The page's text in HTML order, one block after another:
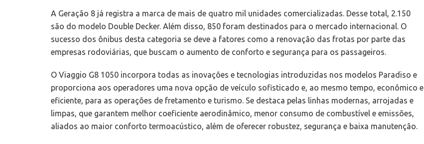
A Geração 8 já registra a marca de mais de quatro mil unidades comercializadas. Desse total, 2.150
são do modelo Double Decker. Além disso, 850 foram destinados para o mercado internacional. O
sucesso dos ônibus desta categoria se deve a fatores como a renovação das frotas por parte das
empresas rodoviárias, que buscam o aumento de conforto e segurança para os passageiros.
O Viaggio G8 1050 incorpora todas as inovações e tecnologias introduzidas nos modelos Paradiso e
proporciona aos operadores uma nova opção de veículo sofisticado e, ao mesmo tempo, econômico e
eficiente, para as operações de fretamento e turismo. Se destaca pelas linhas modernas, arrojadas e
limpas, que garantem melhor coeficiente aerodinâmico, menor consumo de combustível e emissões,
aliados ao maior conforto termoacústico, além de oferecer robustez, segurança e baixa manutenção.